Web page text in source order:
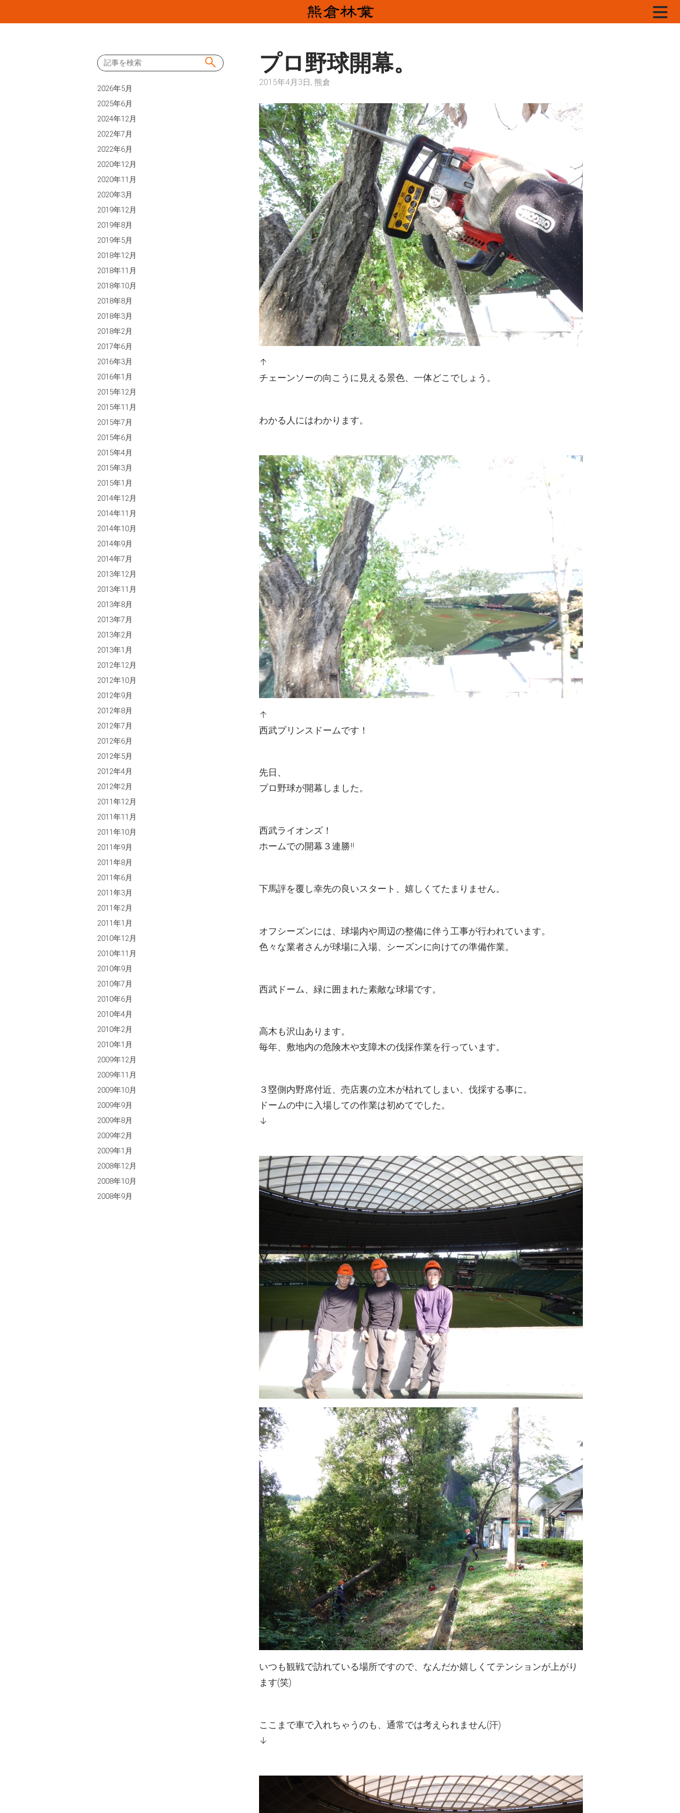
to
プロ野球開幕。
2015年4月3日, 熊倉
↑
チェーンソーの向こうに見える景色、一体どこでしょう。
わかる人にはわかります。
↑
西武プリンスドームです！
先日、
プロ野球が開幕しました。
西武ライオンズ！
ホームでの開幕３連勝!!
下馬評を覆し幸先の良いスタート、嬉しくてたまりません。
オフシーズンには、球場内や周辺の整備に伴う工事が行われています。
色々な業者さんが球場に入場、シーズンに向けての準備作業。
西武ドーム、緑に囲まれた素敵な球場です。
高木も沢山あります。
毎年、敷地内の危険木や支障木の伐採作業を行っています。
３塁側内野席付近、売店裏の立木が枯れてしまい、伐採する事に。
ドームの中に入場しての作業は初めてでした。
↓
いつも観戦で訪れている場所ですので、なんだか嬉しくてテンションが上がり
ます(笑)
ここまで車で入れちゃうのも、通常では考えられません(汗)
↓
2026年5月
2025年6月
2024年12月
2022年7月
2022年6月
2020年12月
2020年11月
2020年3月
2019年12月
2019年8月
2019年5月
2018年12月
2018年11月
2018年10月
2018年8月
2018年3月
2018年2月
2017年6月
2016年3月
2016年1月
2015年12月
2015年11月
2015年7月
2015年6月
2015年4月
2015年3月
2015年1月
2014年12月
2014年11月
2014年10月
2014年9月
2014年7月
2013年12月
2013年11月
2013年8月
2013年7月
2013年2月
2013年1月
2012年12月
2012年10月
2012年9月
2012年8月
2012年7月
2012年6月
2012年5月
2012年4月
2012年2月
2011年12月
2011年11月
2011年10月
2011年9月
2011年8月
2011年6月
2011年3月
2011年2月
2011年1月
2010年12月
2010年11月
2010年9月
2010年7月
2010年6月
2010年4月
2010年2月
2010年1月
2009年12月
2009年11月
2009年10月
2009年9月
2009年8月
2009年2月
2009年1月
2008年12月
2008年10月
2008年9月